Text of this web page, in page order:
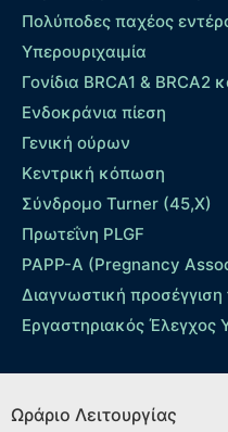
Πολύποδες παχέος
Yπερουριχαιμία
Γονίδια BRCA1 & BRCA2
Ενδοκράνια πίεση
Γενική ούρων
Κεντρική κόπωση
Σύνδρομο Turner (45,X)
Πρωτεΐνη PLGF
PAPP-A (Pregnancy
Διαγνωστική
Εργαστηριακός Έλεγχος
Ωράριο Λειτουργίας